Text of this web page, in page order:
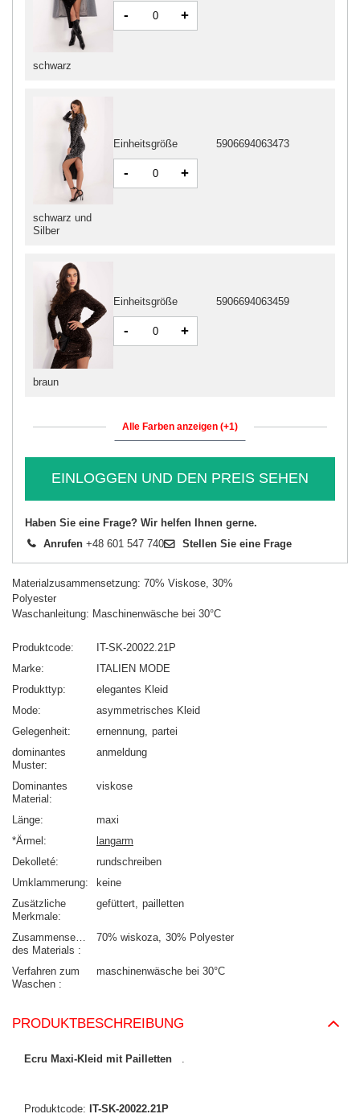
schwarz
- +
schwarz und
Silber
Einheitsgröße 5906694063473
- +
braun
Einheitsgröße 5906694063459
- +
Alle Farben anzeigen (+1)
EINLOGGEN UND DEN PREIS SEHEN
Haben Sie eine Frage? Wir helfen Ihnen gerne.
Anrufen +48 601 547 740 Stellen Sie eine Frage
Materialzusammensetzung: 70% Viskose, 30%
Polyester
Waschanleitung: Maschinenwäsche bei 30°C
Produktcode
IT-SK-20022.21P
Marke
ITALIEN MODE
Produkttyp
elegantes Kleid
Mode
asymmetrisches Kleid
Gelegenheit
ernennung partei
dominantes
Muster
anmeldung
Dominantes
Material
viskose
Länge
maxi
*Ärmel
langarm
Dekolleté
rundschreiben
Umklammerung
keine
Zusätzliche
Merkmale
gefüttert pailletten
Zusammensetzung
des Materials
70% wiskoza 30% Polyester
Verfahren zum
Waschen
maschinenwäsche bei 30°C
PRODUKTBESCHREIBUNG
Ecru Maxi-Kleid mit Pailletten .
Produktcode: IT-SK-20022.21P